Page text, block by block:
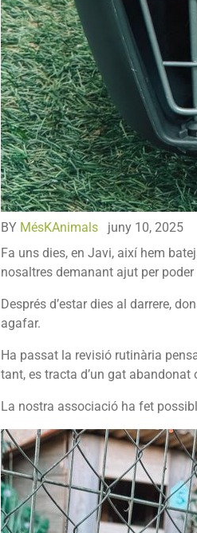
BY MésKAnimals
juny 10, 2025
Fa uns dies, en Javi, així hem
nosaltres demanant ajut per
Després d’estar dies al darrere,
agafar.
Ha passat la revisió rutinària
tant, es tracta d’un gat
La nostra associació ha fet